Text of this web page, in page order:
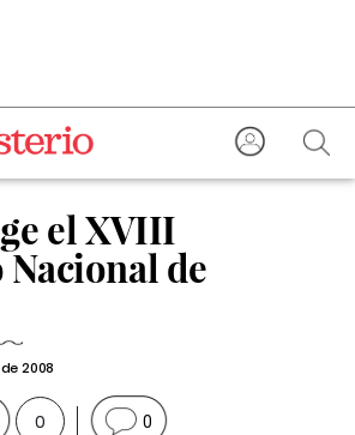
el XVIII
de
2008
0 0